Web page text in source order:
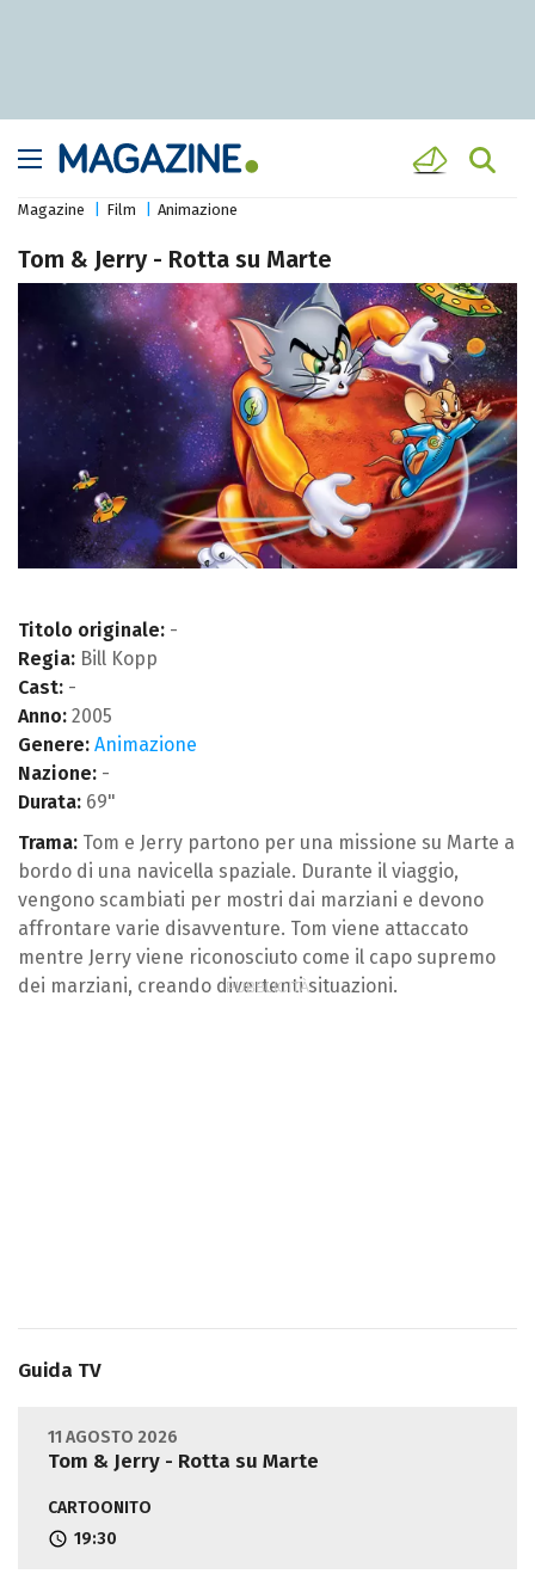
Magazine Film Animazione
Tom & Jerry - Rotta su Marte
Titolo originale: -
Regia: Bill Kopp
Cast: -
Anno: 2005
Genere: Animazione
Nazione: -
Durata: 69"
Trama: Tom e Jerry partono per una missione su Marte a
bordo di una navicella spaziale. Durante il viaggio,
vengono scambiati per mostri dai marziani e devono
affrontare varie disavventure. Tom viene attaccato
mentre Jerry viene riconosciuto come il capo supremo
dei marziani, creando divertenti situazioni.
Guida TV
11 AGOSTO 2026
Tom & Jerry - Rotta su Marte
CARTOONITO
19:30